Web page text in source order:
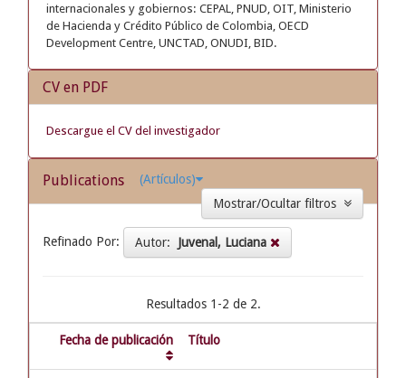
internacionales y gobiernos: CEPAL, PNUD, OIT, Ministerio
de Hacienda y Crédito Público de Colombia, OECD
Development Centre, UNCTAD, ONUDI, BID.
CV en PDF
Descargue el CV del investigador
Publications
(Artículos)
Refinado Por: Autor: Juvenal, Luciana
Resultados 1-2 de 2.
Fecha de publicación Título